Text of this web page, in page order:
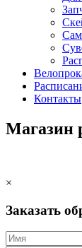
Контакты
Магазин
×
Заказать